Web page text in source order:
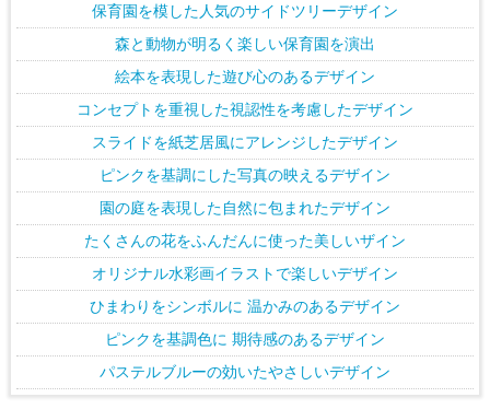
保育園を模した人気のサイドツリーデザイン
森と動物が明るく楽しい保育園を演出
絵本を表現した遊び心のあるデザイン
コンセプトを重視した視認性を考慮したデザイン
スライドを紙芝居風にアレンジしたデザイン
ピンクを基調にした写真の映えるデザイン
園の庭を表現した自然に包まれたデザイン
たくさんの花をふんだんに使った美しいザイン
オリジナル水彩画イラストで楽しいデザイン
ひまわりをシンボルに 温かみのあるデザイン
ピンクを基調色に 期待感のあるデザイン
パステルブルーの効いたやさしいデザイン